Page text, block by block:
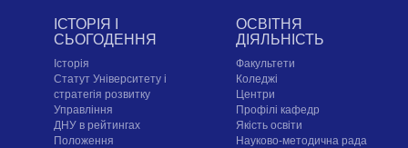
ІСТОРІЯ І
СЬОГОДЕННЯ
Історія
Статут Університету і
стратегія розвитку
Управління
ДНУ в рейтингах
Положення
ОСВІТНЯ
ДІЯЛЬНІСТЬ
Факультети
Коледжі
Центри
Профілі кафедр
Якість освіти
Науково-методична рада